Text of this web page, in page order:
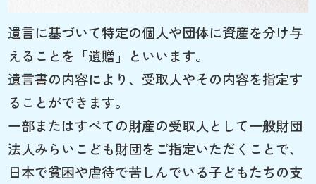
遺言に基づいて特定の個人や団体に資産を分け与
えることを「遺贈」といいます。
遺言書の内容により、受取人やその内容を指定す
ることができます。
一部またはすべての財産の受取人として一般財団
法人みらいこども財団をご指定いただくことで、
日本で貧困や虐待で苦しんでいる子どもたちの支